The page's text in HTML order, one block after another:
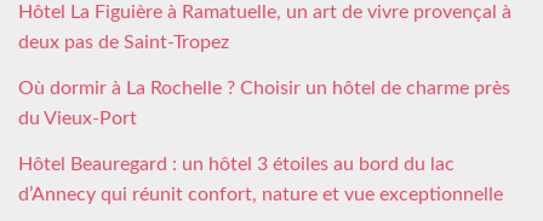
Hôtel La Figuière à Ramatuelle, un art de vivre provençal à
deux pas de Saint-Tropez
Où dormir à La Rochelle ? Choisir un hôtel de charme près
du Vieux-Port
Hôtel Beauregard : un hôtel 3 étoiles au bord du lac
d’Annecy qui réunit confort, nature et vue exceptionnelle